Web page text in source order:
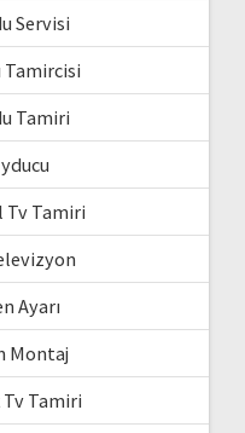
Servisi
Tamircisi
Tamiri
Tv Tamiri
Ayarı
Montaj
Tamiri